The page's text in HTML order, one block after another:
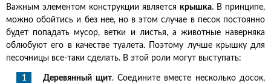
Важным элементом конструкции является крышка. В принципе,
можно обойтись и без нее, но в этом случае в песок постоянно
будет попадать мусор, ветки и листья, а животные наверняка
облюбуют его в качестве туалета. Поэтому лучше крышку для
песочницы все-таки сделать. В этой роли могут выступать:
Деревянный щит. Соедините вместе несколько досок,